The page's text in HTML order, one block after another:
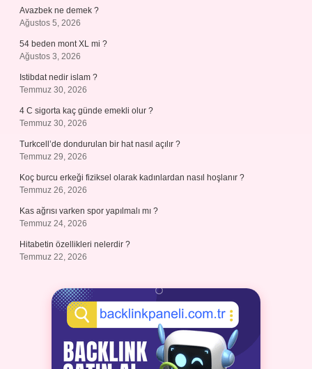
Avazbek ne demek ?
Ağustos 5, 2026
54 beden mont XL mi ?
Ağustos 3, 2026
Istibdat nedir islam ?
Temmuz 30, 2026
4 C sigorta kaç günde emekli olur ?
Temmuz 30, 2026
Turkcell’de dondurulan bir hat nasıl açılır ?
Temmuz 29, 2026
Koç burcu erkeği fiziksel olarak kadınlardan nasıl hoşlanır ?
Temmuz 26, 2026
Kas ağrısı varken spor yapılmalı mı ?
Temmuz 24, 2026
Hitabetin özellikleri nelerdir ?
Temmuz 22, 2026